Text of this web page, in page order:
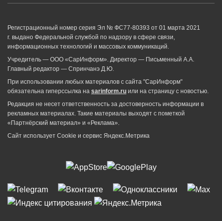
Регистрационный номер серия Эл № ФС77-80393 от 01 марта 2021
г. выдано Федеральной службой по надзору в сфере связи,
информационных технологий и массовых коммуникаций.
Учредитель — ООО «СарИнформ». Директор — Письменный А.А.
Главный редактор — Спринчанэ Д.Ю.
При использовании любых материалов с сайта "СарИнформ"
обязательна гиперссылка на sarinform.ru или на страницу с новостью.
Редакция не несет ответственность за достоверность информации в
рекламных материалах. Такие материалы выходят с пометкой
«Партнёрский материал» и «Реклама».
Сайт использует Cookie и сервиc Яндекс.Метрика